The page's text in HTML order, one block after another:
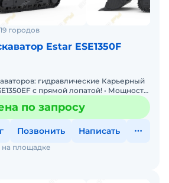
городов
Estar ESE1350F
гидравлические Карьерный
с прямой лопатой! • Мощность:
Ков
по запросу
Позвонить Написать
на площадке